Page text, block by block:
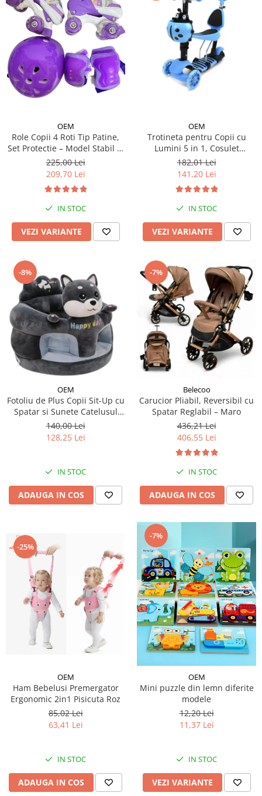
OEM
Role Copii 4 Roti Tip Patine,
Set Protectie – Model Stabil si
Reglabil - Mov
225,00 Lei
209,70 Lei
IN STOC
VEZI VARIANTE
OEM
Trotineta pentru Copii cu
Lumini 5 in 1, Cosulet
Buburuza, Maner de Impins
fara Pedale
182,01 Lei
141,20 Lei
IN STOC
VEZI VARIANTE
-8%
OEM
Fotoliu de Plus Copii Sit-Up cu
Spatar si Sunete Catelusul
Woofy
140,00 Lei
128,25 Lei
IN STOC
ADAUGA IN COS
-7%
Belecoo
Carucior Pliabil, Reversibil cu
Spatar Reglabil – Maro
436,21 Lei
406,55 Lei
IN STOC
ADAUGA IN COS
-25%
OEM
Ham Bebelusi Premergator
Ergonomic 2in1 Pisicuta Roz
85,02 Lei
63,41 Lei
IN STOC
ADAUGA IN COS
-7%
OEM
Mini puzzle din lemn diferite
modele
12,20 Lei
11,37 Lei
IN STOC
VEZI VARIANTE